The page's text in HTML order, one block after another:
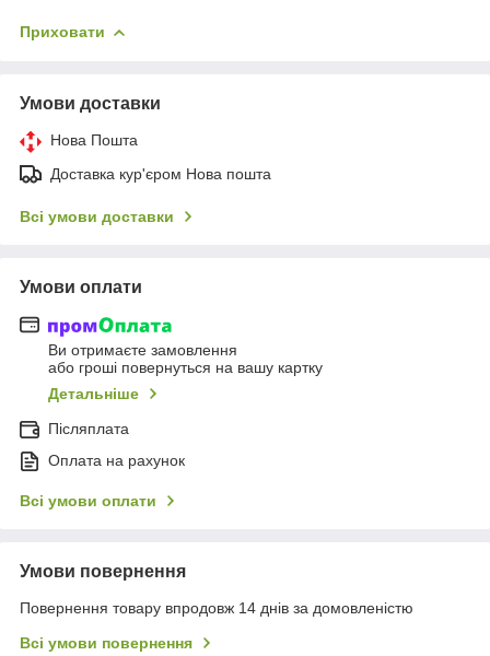
Приховати
Умови доставки
Нова Пошта
Доставка кур'єром Нова пошта
Всі умови доставки
Умови оплати
Ви отримаєте замовлення
або гроші повернуться на вашу картку
Детальніше
Післяплата
Оплата на рахунок
Всі умови оплати
Умови повернення
Повернення товару впродовж 14 днів за домовленістю
Всі умови повернення